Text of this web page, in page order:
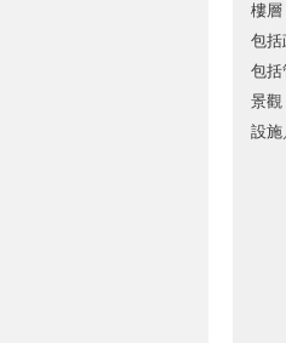
樓層
包括
包括
景觀
設施